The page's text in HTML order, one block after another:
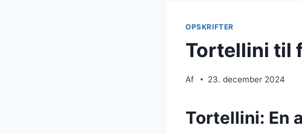
OPSKRIFTER
Tortellini til
Af 23. december 2024
Tortellini: En